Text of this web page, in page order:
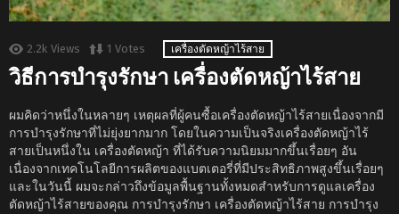
2.2k Views 1 Votes เครื่องตัดหญ้าไร้สาย
วิธีการบำรุงรักษา เครื่องตัดหญ้าไร้สาย
ผมคิดว่าหนึ่งในหลายๆ เหตุผลที่ผู้คนซื้อเครื่องตัดหญ้าไร้สายเนื่องจากมี
การบำรุงรักษาที่ไม่ยุ่งยากมาก โดยในความเป็นจริงเครื่องตัดหญ้าไร้
สายเป็นหนึ่งใน เครื่องตัดหญ้า ที่ได้รับความนิยมมากขึ้นเรื่อยๆ อัน
เนื่องจากเทคโนโลยีการผลิตของแบตเตอรี่ที่มีประสิทธิภาพสูงขึ้นเรื่อยๆ
และในวันนี้ ผมจะกล่าวถึงข้อมูลพื้นฐานทั้งหมดสำหรับการดูแลเครื่อง
ตัดหญ้าไร้สายของคุณ การบำรุงรักษา เครื่องตัดหญ้าไร้สาย การบำรุง